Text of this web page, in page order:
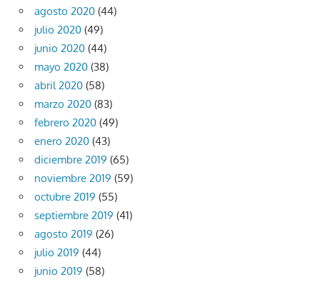
agosto 2020 (44)
julio 2020 (49)
junio 2020 (44)
mayo 2020 (38)
abril 2020 (58)
marzo 2020 (83)
febrero 2020 (49)
enero 2020 (43)
diciembre 2019 (65)
noviembre 2019 (59)
octubre 2019 (55)
septiembre 2019 (41)
agosto 2019 (26)
julio 2019 (44)
junio 2019 (58)